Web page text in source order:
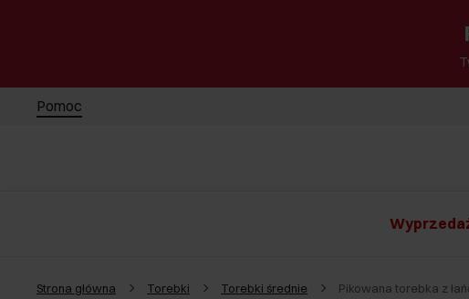
Pomoc
Strona główna Torebki Torebki średnie Pikowana torebka z